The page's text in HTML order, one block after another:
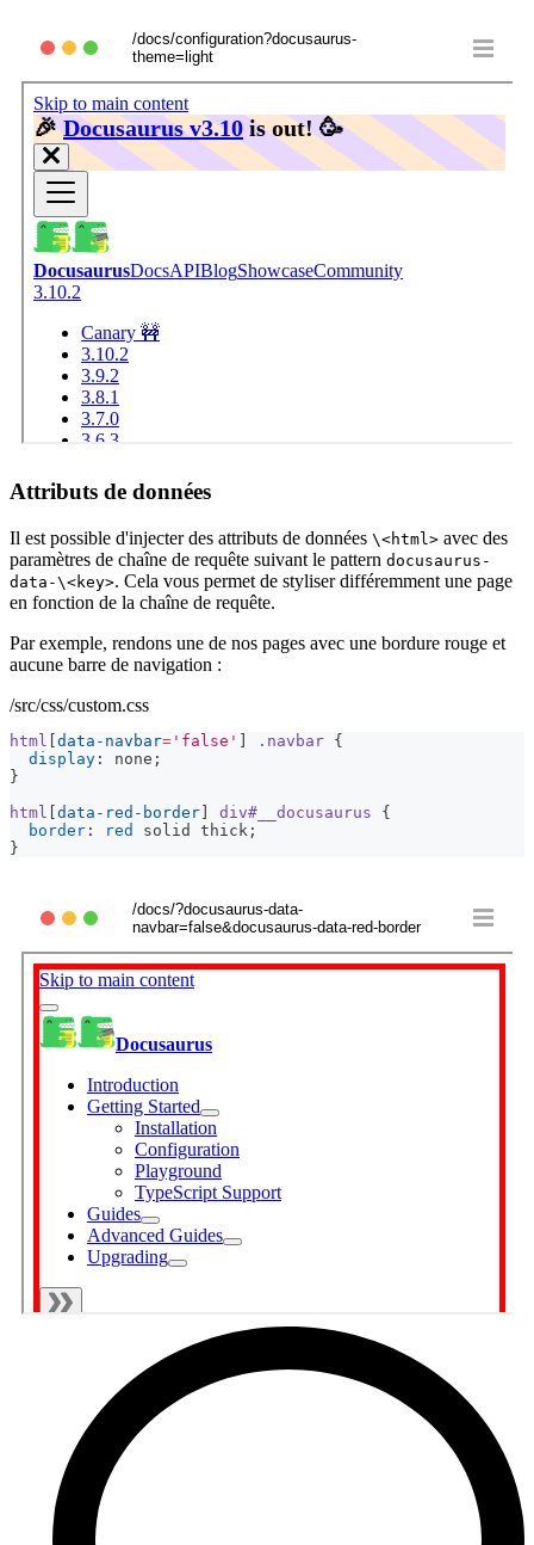
/docs/configuration?docusaurus-
theme=light
Attributs de données
Il est possible d'injecter des attributs de données \<html> avec des
paramètres de chaîne de requête suivant le pattern docusaurus-
data-\<key>. Cela vous permet de styliser différemment une page
en fonction de la chaîne de requête.
Par exemple, rendons une de nos pages avec une bordure rouge et
aucune barre de navigation :
/src/css/custom.css
html [data-navbar= 'false' ] .navbar {
display : none ;
}
html [data-red-border] div#__docusaurus
{
border : red solid thick ;
}
/docs/?docusaurus-data-
navbar=false&docusaurus-data-red-border